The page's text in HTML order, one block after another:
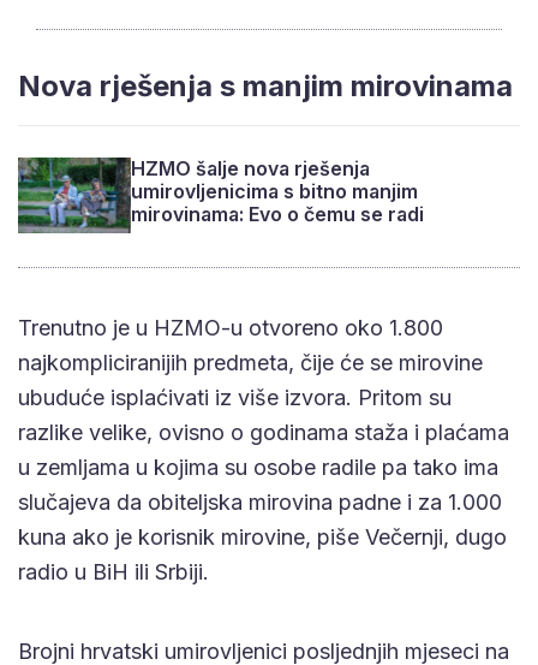
Nova rješenja s manjim mirovinama
HZMO šalje nova rješenja
umirovljenicima s bitno manjim
mirovinama: Evo o čemu se radi
Trenutno je u HZMO-u otvoreno oko 1.800
najkompliciranijih predmeta, čije će se mirovine
ubuduće isplaćivati iz više izvora. Pritom su
razlike velike, ovisno o godinama staža i plaćama
u zemljama u kojima su osobe radile pa tako ima
slučajeva da obiteljska mirovina padne i za 1.000
kuna ako je korisnik mirovine, piše Večernji, dugo
radio u BiH ili Srbiji.
Brojni hrvatski umirovljenici posljednjih mjeseci na